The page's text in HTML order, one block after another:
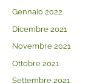
Gennaio 2022
Dicembre 2021
Novembre 2021
Ottobre 2021
Settembre 2021